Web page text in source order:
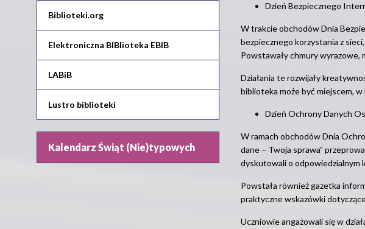
Biblioteki.org
Elektroniczna BIBlioteka EBIB
LABiB
Lustro biblioteki
Kalendarz Świąt (Nie)typowych
Dzień Bezpiecznego
W trakcie obchodów Dnia
bezpiecznego korzystania z
Powstawały chmury wyrazowe,
Działania te rozwijały
biblioteka może być miejscem,
Dzień Ochrony Danych
W ramach obchodów Dnia
dane – Twoja sprawa”
dyskutowali o odpowiedzialnym
Powstała również gazetka
praktyczne wskazówki
Uczniowie angażowali się w